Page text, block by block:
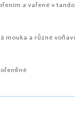
a vařené v
mouka a různé